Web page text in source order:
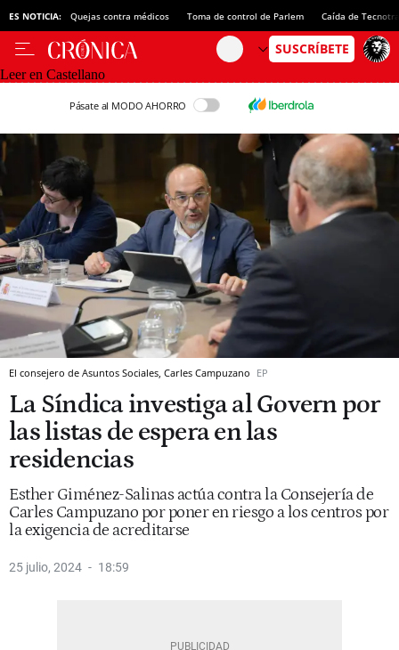
ES NOTICIA: Quejas contra médicos Toma de control de Parlem Caída de
Leer en Castellano
Pásate al MODO AHORRO
El consejero de Asuntos Sociales, Carles Campuzano EP
La Síndica investiga al Govern por
las listas de espera en las
residencias
Esther Giménez-Salinas actúa contra la Consejería de
Carles Campuzano por poner en riesgo a los centros por
la exigencia de acreditarse
25 julio, 2024 18:59